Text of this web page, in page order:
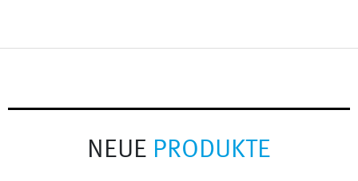
NEUE PRODUKTE